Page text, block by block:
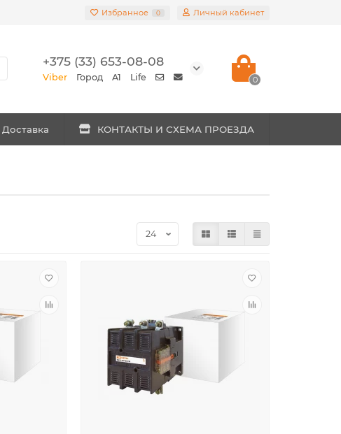
Избранное 0 Личный кабинет
+375 (33) 653-08-08
Viber Город A1 Life 0
Доставка КОНТАКТЫ И СХЕМА ПРОЕЗДА